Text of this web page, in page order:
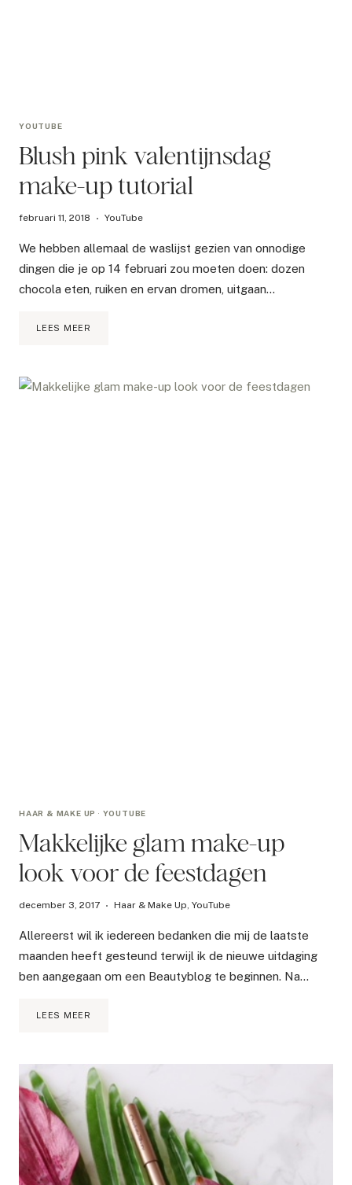
YOUTUBE
Blush pink valentijnsdag
make-up tutorial
februari 11, 2018 YouTube
We hebben allemaal de waslijst gezien van onnodige
dingen die je op 14 februari zou moeten doen: dozen
chocola eten, ruiken en ervan dromen, uitgaan…
LEES MEER
UP
TUTORIAL
HAAR & MAKE UP · YOUTUBE
Makkelijke glam make-up
look voor de feestdagen
december 3, 2017 Haar & Make Up,YouTube
Allereerst wil ik iedereen bedanken die mij de laatste
maanden heeft gesteund terwijl ik de nieuwe uitdaging
ben aangegaan om een Beautyblog te beginnen. Na…
LEES MEER
LOOK
VOOR
DE
FEESTDAGEN